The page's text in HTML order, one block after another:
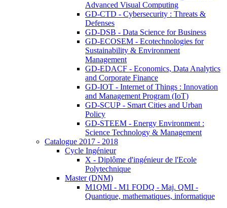
Advanced Visual Computing
GD-CTD - Cybersecurity : Threats &
Defenses
GD-DSB - Data Science for Business
GD-ECOSEM - Ecotechnologies for
Sustainability & Environment
Management
GD-EDACF - Economics, Data Analytics
and Corporate Finance
GD-IOT - Internet of Things : Innovation
and Management Program (IoT)
GD-SCUP - Smart Cities and Urban
Policy
GD-STEEM - Energy Environment :
Science Technology & Management
Catalogue 2017 - 2018
Cycle Ingénieur
X - Diplôme d'ingénieur de l'Ecole
Polytechnique
Master (DNM)
M1QMI - M1 FODQ - Maj. QMI -
Quantique, mathematiques, informatique